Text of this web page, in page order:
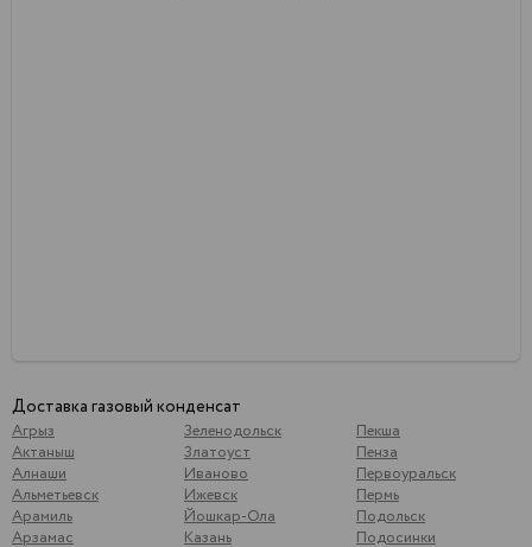
Доставка газовый конденсат
Агрыз
Актаныш
Алнаши
Альметьевск
Арамиль
Арзамас
Зеленодольск
Златоуст
Иваново
Ижевск
Йошкар-Ола
Казань
Пекша
Пенза
Первоуральск
Пермь
Подольск
Подосинки